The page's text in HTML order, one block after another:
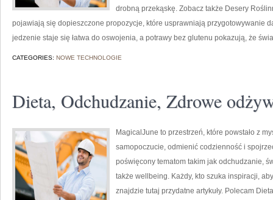
drobną przekąskę. Zobacz także Desery
pojawiają się dopieszczone propozycje, które usprawniają przygotowywanie
jedzenie staje się łatwa do oswojenia, a potrawy bez glutenu pokazują, że
CATEGORIES: NOWE TECHNOLOGIE
Dieta, Odchudzanie, Zdrowe
MagicalJune to przestrzeń, które powstało z
samopoczucie, odmienić codzienność i
poświęcony tematom takim jak odchudzanie,
także wellbeing. Każdy, kto szuka inspiracji,
znajdzie tutaj przydatne artykuły. Polecam